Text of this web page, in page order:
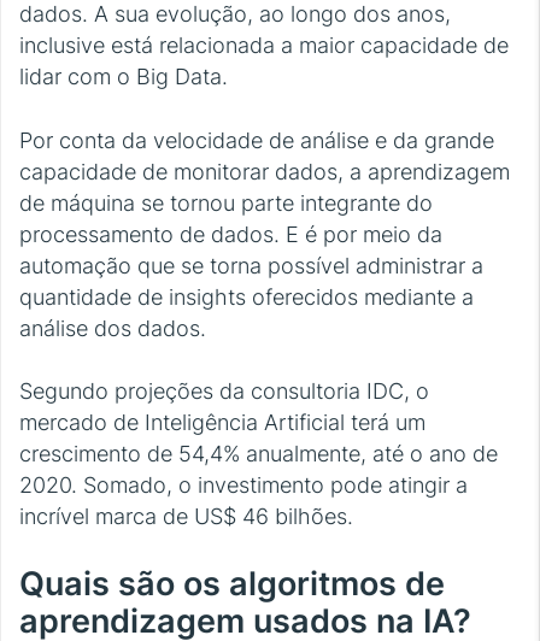
dados. A sua evolução, ao longo dos anos,
inclusive está relacionada a maior capacidade de
lidar com o Big Data.
Por conta da velocidade de análise e da grande
capacidade de monitorar dados, a aprendizagem
de máquina se tornou parte integrante do
processamento de dados. E é por meio da
automação que se torna possível administrar a
quantidade de insights oferecidos mediante a
análise dos dados.
Segundo projeções da consultoria IDC, o
mercado de Inteligência Artificial terá um
crescimento de 54,4% anualmente, até o ano de
2020. Somado, o investimento pode atingir a
incrível marca de US$ 46 bilhões.
Quais são os algoritmos de
aprendizagem usados na IA?